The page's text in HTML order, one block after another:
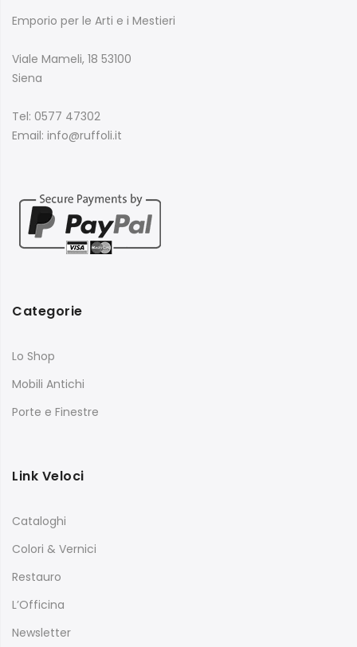
Emporio per le Arti e i Mestieri
Viale Mameli, 18 53100
Siena
Tel: 0577 47302
Email: info@ruffoli.it
Categorie
Lo Shop
Mobili Antichi
Porte e Finestre
Link Veloci
Cataloghi
Colori & Vernici
Restauro
L’Officina
Newsletter